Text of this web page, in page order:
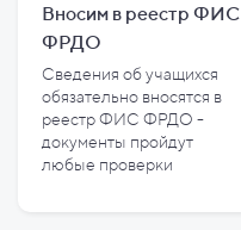
Вносим в реестр ФИС
ФРДО
Сведения об учащихся
обязательно вносятся в
реестр ФИС ФРДО -
документы пройдут
любые проверки